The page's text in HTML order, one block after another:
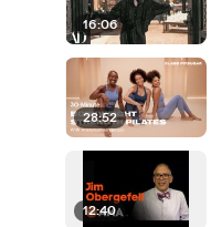
16:06
28:52
12:40